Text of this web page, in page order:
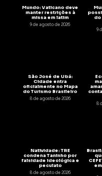
Mundo: Vaticano deve
manter restrições à
missa em latim
9 de agosto de 2026
do
9
São José de Ubá:
Cidade entra
oficialmente no Mapa
do Turismo Brasileiro
8 de agosto de 2026
8
Natividade: TRE
condena Taninho por
falsidade ideológica e
peculato
8 de agosto de 2026